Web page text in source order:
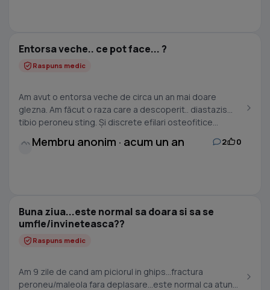
Entorsa veche.. ce pot face... ?
Raspuns medic
Am avut o entorsa veche de circa un an mai doare
glezna. Am făcut o raza care a descoperit.. diastazis
tibio peroneu sting. Și discrete efilari osteofitice...
Membru anonim · acum un an 2 0
Buna ziua...este normal sa doara si sa se
umfle/invineteasca??
Raspuns medic
Am 9 zile de cand am piciorul in ghips...fractura
peroneu/maleola fara deplasare...este normal ca atunci